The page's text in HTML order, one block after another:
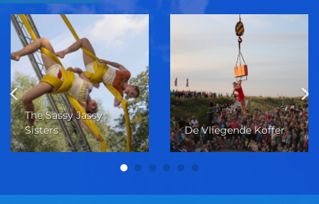
The Sassy Jassy
Sisters
De Vliegende Koffer